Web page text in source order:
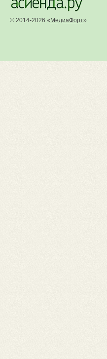
© 2014-2026 « МедиаФорт»